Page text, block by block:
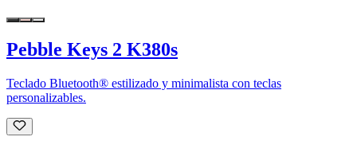
Pebble Keys 2 K380s
Teclado Bluetooth® estilizado y minimalista con teclas
personalizables.